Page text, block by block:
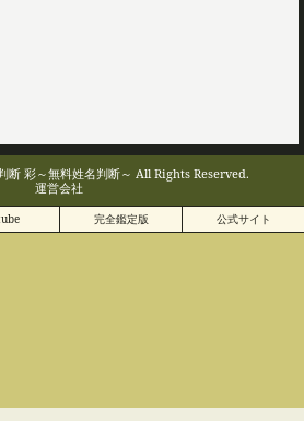
彩～無料姓名判断～ All Rights Reserved.
運営会社
完全鑑定版 公式サイト